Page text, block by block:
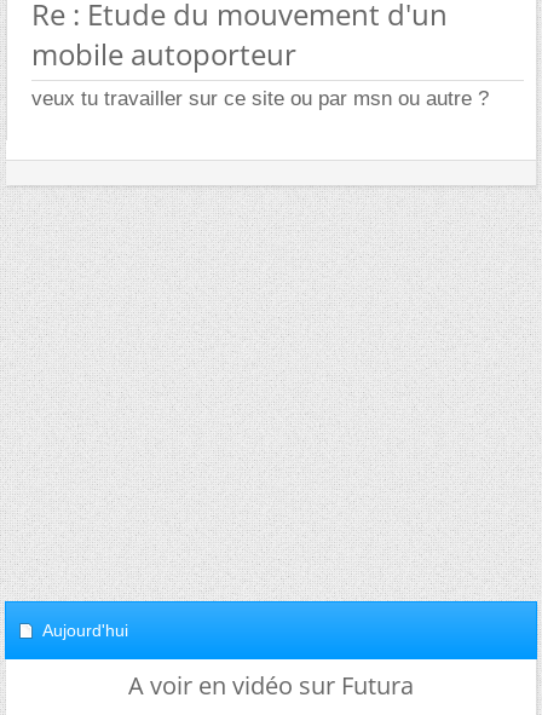
Re : Etude du mouvement d'un
mobile autoporteur
veux tu travailler sur ce site ou par msn ou autre ?
Aujourd'hui
A voir en vidéo sur Futura